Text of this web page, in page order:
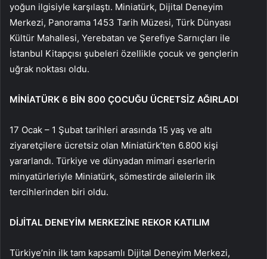
yoğun ilgisiyle karşılaştı. Miniatürk, Dijital Deneyim
Merkezi, Panorama 1453 Tarih Müzesi, Türk Dünyası
Kültür Mahallesi, Yerebatan ve Şerefiye Sarnıçları ile
İstanbul Kitapçısı şubeleri özellikle çocuk ve gençlerin
uğrak noktası oldu.
MİNİATÜRK 6 BİN 800 ÇOCUĞU ÜCRETSİZ AĞIRLADI
17 Ocak – 1 Şubat tarihleri arasında 15 yaş ve altı
ziyaretçilere ücretsiz olan Miniatürk’ten 6.800 kişi
yararlandı. Türkiye ve dünyadan mimari eserlerin
minyatürleriyle Miniatürk, sömestirde ailelerin ilk
tercihlerinden biri oldu.
DİJİTAL DENEYİM MERKEZİNE REKOR KATILIM
Türkiye’nin ilk tam kapsamlı Dijital Deneyim Merkezi,